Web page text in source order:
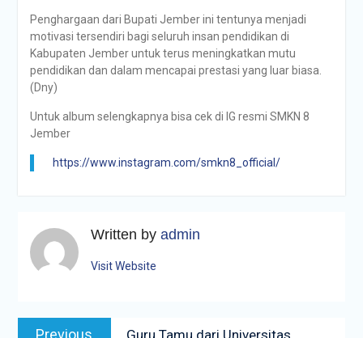
Penghargaan dari Bupati Jember ini tentunya menjadi
motivasi tersendiri bagi seluruh insan pendidikan di
Kabupaten Jember untuk terus meningkatkan mutu
pendidikan dan dalam mencapai prestasi yang luar biasa.
(Dny)
Untuk album selengkapnya bisa cek di IG resmi SMKN 8
Jember
https://www.instagram.com/smkn8_official/
Written by admin
Visit Website
Navigasi
Previous